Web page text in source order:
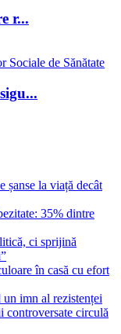
r...
la viață decât
35% dintre
ci sprijină
în casă cu efort
imn al rezistenței
controversate circulă